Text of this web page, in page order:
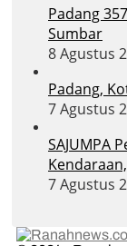
Padang
Sumbar
8 Agustus
Padang,
7 Agustus
SAJUMPA
7 Agustus